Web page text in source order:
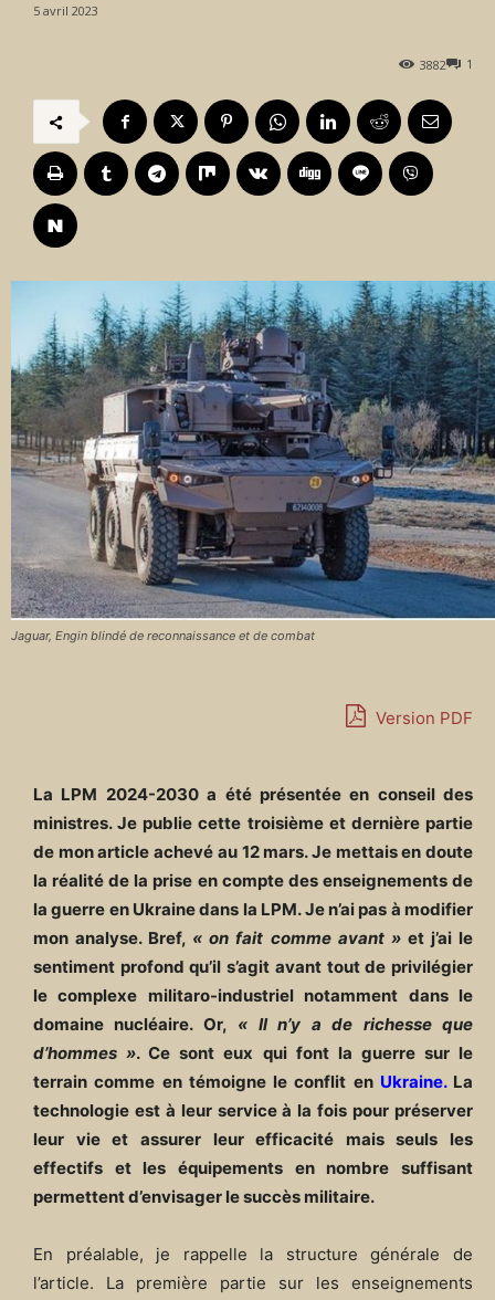
5 avril 2023
1
3882
Jaguar, Engin blindé de reconnaissance et de combat
Version PDF
La LPM 2024-2030 a été présentée en conseil des
ministres. Je publie cette troisième et dernière partie
de mon article achevé au 12 mars. Je mettais en doute
la réalité de la prise en compte des enseignements de
la guerre en Ukraine dans la LPM. Je n’ai pas à modifier
mon analyse. Bref, « on fait comme avant »et j’ai le
sentiment profond qu’il s’agit avant tout de privilégier
le complexe militaro-industriel notamment dans le
domaine nucléaire. Or, « Il n’y a de richesse que
d’hommes ». Ce sont eux qui font la guerre sur le
terrain comme en témoigne le conflit en Ukraine.La
technologie est à leur service à la fois pour préserver
leur vie et assurer leur efficacité mais seuls les
effectifs et les équipements en nombre suffisant
permettent d’envisager le succès militaire.
En préalable, je rappelle la structure générale de
l’article. La première partie sur les enseignements